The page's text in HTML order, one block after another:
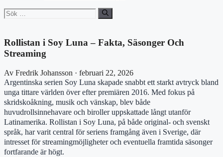
Sök
efter:
Rollistan i Soy Luna – Fakta, Säsonger Och
Streaming
Av Fredrik Johansson · februari 22, 2026
Argentinska serien Soy Luna skapade snabbt ett starkt avtryck bland
unga tittare världen över efter premiären 2016. Med fokus på
skridskoåkning, musik och vänskap, blev både
huvudrollsinnehavare och biroller uppskattade långt utanför
Latinamerika. Rollistan i Soy Luna, på både original- och svenskt
språk, har varit central för seriens framgång även i Sverige, där
intresset för streamingmöjligheter och eventuella framtida säsonger
fortfarande är högt.